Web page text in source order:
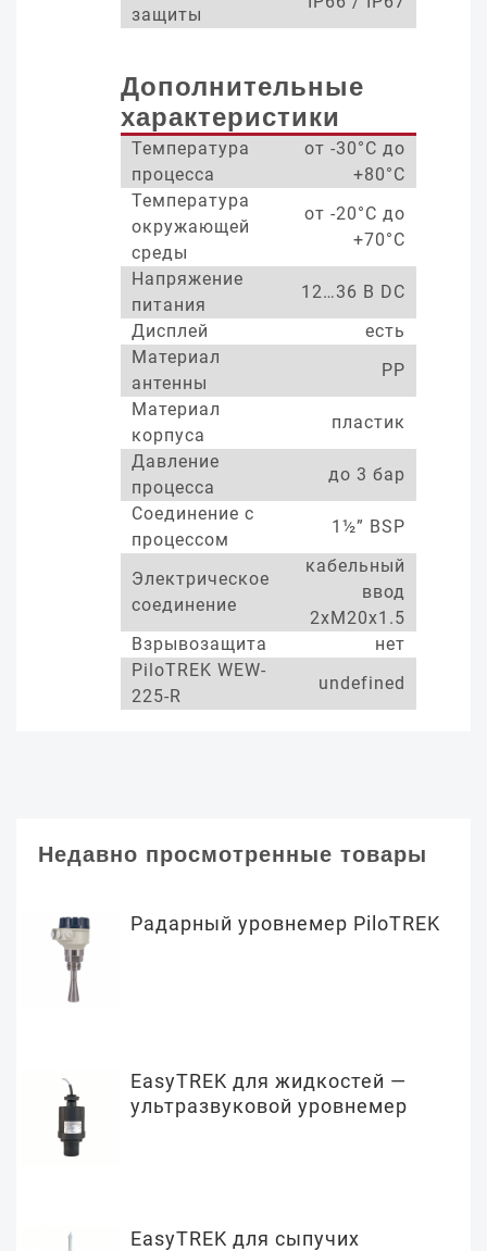
защиты
Дополнительные
характеристики
Температура
процесса
от -30°С до
+80°С
Температура
окружающей
среды
от -20°С до
+70°С
Напряжение
питания
12…36 В DC
Дисплей
есть
Материал
антенны
PP
Материал
корпуса
пластик
Давление
процесса
до 3 бар
Соединение с
процессом
1½” BSP
Электрическое
соединение
кабельный
ввод
2xM20x1.5
Взрывозащита
нет
PiloTREK WEW-
225-R
undefined
Недавно просмотренные товары
Радарный уровнемер PiloTREK
EasyTREK для жидкостей —
ультразвуковой уровнемер
EasyTREK для сыпучих